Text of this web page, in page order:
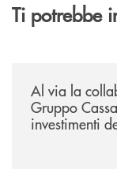
Ti potrebbe
Al via la
Gruppo
investimenti